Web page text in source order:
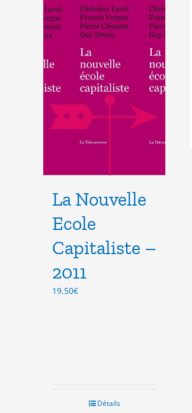
La Nouvelle
Ecole
Capitaliste –
2011
19.50€
Détails